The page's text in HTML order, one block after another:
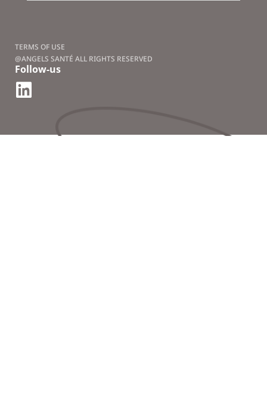
TERMS OF USE
@ANGELS SANTÉ ALL RIGHTS RESERVED
Follow-us